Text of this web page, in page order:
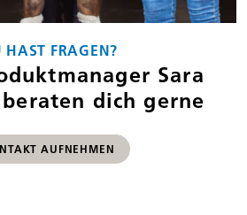
HAST FRAGEN?
Sara
dich gerne
AUFNEHMEN